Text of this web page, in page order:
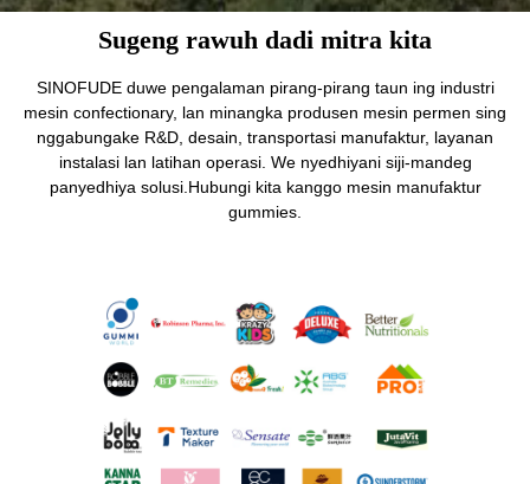
Sugeng rawuh dadi mitra kita
SINOFUDE duwe pengalaman pirang-pirang taun ing industri
mesin confectionary, lan minangka produsen mesin permen sing
nggabungake R&D, desain, transportasi manufaktur, layanan
instalasi lan latihan operasi. We nyedhiyani siji-mandeg
panyedhiya solusi.Hubungi kita kanggo mesin manufaktur
gummies.